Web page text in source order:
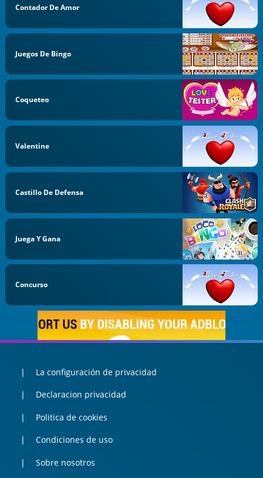
Contador De Amor
Juegos De Bingo
Coqueteo
Valentine
Castillo De Defensa
Juega Y Gana
Concurso
La configuración de privacidad
Declaracion privacidad
Politica de cookies
Condiciones de uso
Sobre nosotros